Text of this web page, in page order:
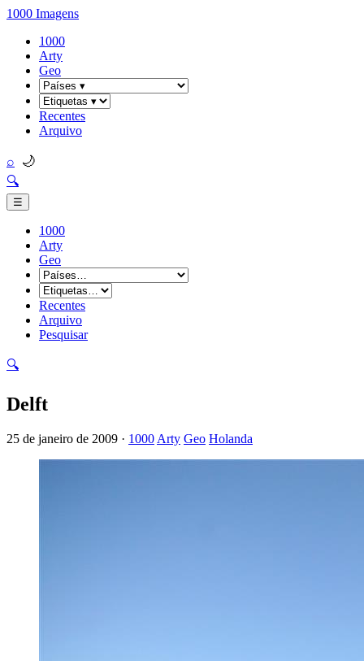
1000 Imagens
1000
Arty
Geo
Recentes
Arquivo
⌕ 🌙
🔍
☰
1000
Arty
Geo
Recentes
Arquivo
Pesquisar
🔍
Delft
25 de janeiro de 2009 · 1000 Arty Geo Holanda